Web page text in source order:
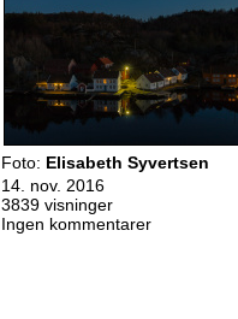
Foto: Elisabeth Syvertsen
14. nov. 2016
3839 visninger
Ingen kommentarer